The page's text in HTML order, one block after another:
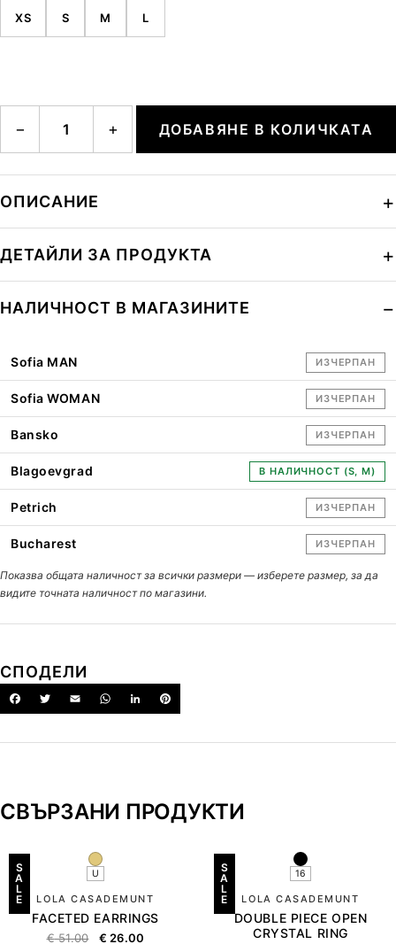
XS S M L
− + ДОБАВЯНЕ В КОЛИЧКАТА
ОПИСАНИЕ
ДЕТАЙЛИ ЗА ПРОДУКТА
НАЛИЧНОСТ В МАГАЗИНИТЕ
Sofia MAN ИЗЧЕРПАН
Sofia WOMAN ИЗЧЕРПАН
Bansko ИЗЧЕРПАН
Blagoevgrad В НАЛИЧНОСТ (S, M)
Petrich ИЗЧЕРПАН
Bucharest ИЗЧЕРПАН
Показва общата наличност за всички размери — изберете размер, за да
видите точната наличност по магазини.
СПОДЕЛИ
СВЪРЗАНИ ПРОДУКТИ
S
A
L
E
U
LOLA CASADEMUNT
FACETED EARRINGS
€51.00 € 26.00
S
A
L
E
16
LOLA CASADEMUNT
DOUBLE PIECE OPEN
CRYSTAL RING